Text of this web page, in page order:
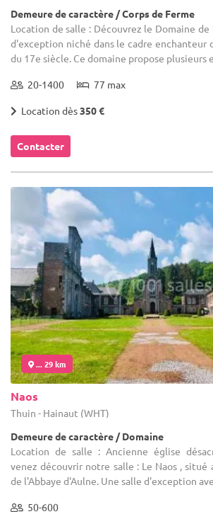
Demeure de caractère / Corps de Ferme
Location de salle : Découvrez le Domaine
d'exception niché dans le cadre enchanteur
du 17e siècle. Ce domaine propose plusieurs
20-1400 77 max
Location dès350 €
Contacter
... 29 km
Naos
Thuin - Hainaut (WHT)
Demeure de caractère / Domaine
Location de salle : Ancienne église
venez découvrir notre salle : Le Naos , situé
de l'Abbaye d'Aulne. Une salle d'exception
50-600